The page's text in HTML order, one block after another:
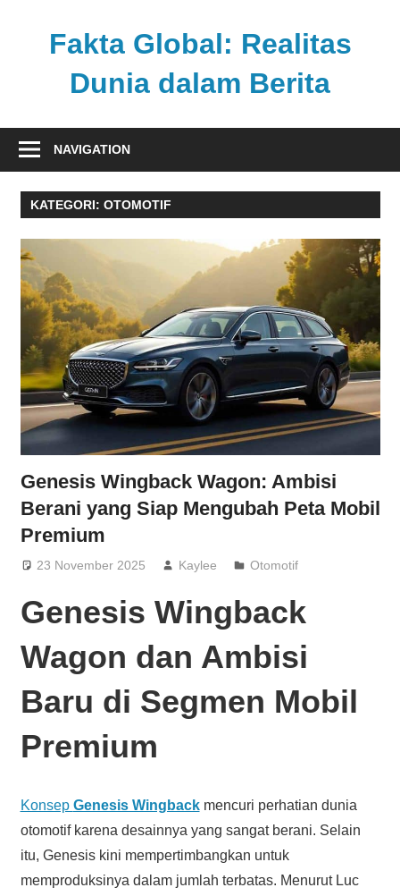
Fakta Global: Realitas
Dunia dalam Berita
kabar
dari
berbagai
pandang
NAVIGATION
KATEGORI: OTOMOTIF
Genesis Wingback Wagon: Ambisi
Berani yang Siap Mengubah Peta Mobil
Premium
23 November 2025 Kaylee Otomotif
Genesis Wingback
Wagon dan Ambisi
Baru di Segmen Mobil
Premium
Konsep Genesis Wingbackmencuri perhatian dunia
otomotif karena desainnya yang sangat berani. Selain
itu, Genesis kini mempertimbangkan untuk
memproduksinya dalam jumlah terbatas. Menurut Luc